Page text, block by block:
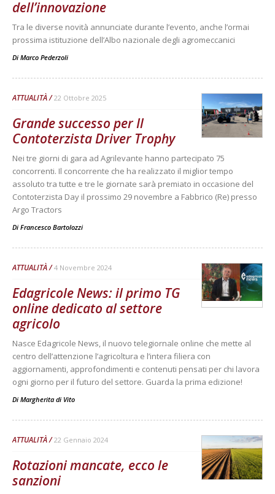
dell’innovazione
Tra le diverse novità annunciate durante l’evento, anche l’ormai
prossima istituzione dell’Albo nazionale degli agromeccanici
Di Marco Pederzoli
ATTUALITÀ 22 Ottobre 2025
Grande successo per Il
Contoterzista Driver Trophy
Nei tre giorni di gara ad Agrilevante hanno partecipato 75
concorrenti. Il concorrente che ha realizzato il miglior tempo
assoluto tra tutte e tre le giornate sarà premiato in occasione del
Contoterzista Day il prossimo 29 novembre a Fabbrico (Re) presso
Argo Tractors
Di Francesco Bartolozzi
ATTUALITÀ 4 Novembre 2024
Edagricole News: il primo TG
online dedicato al settore
agricolo
Nasce Edagricole News, il nuovo telegiornale online che mette al
centro dell’attenzione l’agricoltura e l’intera filiera con
aggiornamenti, approfondimenti e contenuti pensati per chi lavora
ogni giorno per il futuro del settore. Guarda la prima edizione!
Di Margherita di Vito
ATTUALITÀ 22 Gennaio 2024
Rotazioni mancate, ecco le
sanzioni